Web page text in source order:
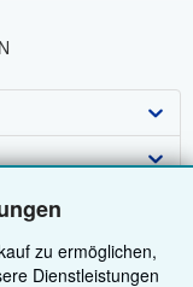
zu ermöglichen,
Dienstleistungen